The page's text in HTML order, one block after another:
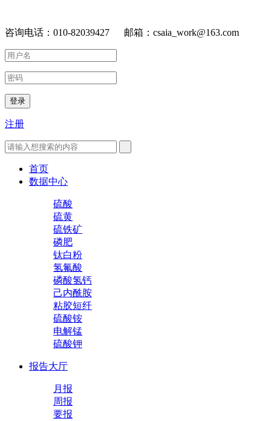
咨询电话：010-82039427 邮箱：csaia_work@163.com
登录
注册
首页
数据中心
硫酸
硫黄
硫铁矿
磷肥
钛白粉
氢氟酸
磷酸氢钙
己内酰胺
粘胶短纤
硫酸铵
电解锰
硫酸钾
报告大厅
月报
周报
要报